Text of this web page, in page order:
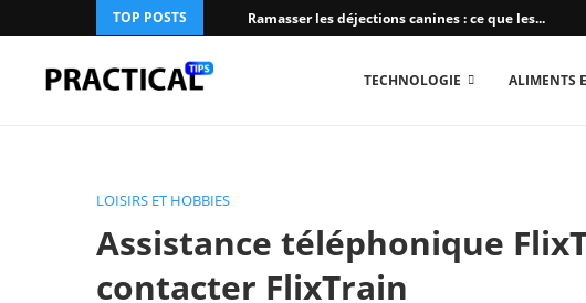
TOP POSTS Ramasser les déjections canines : ce que les...
TECHNOLOGIE ALIMENTS
LOISIRS ET HOBBIES
Assistance téléphonique
contacter FlixTrain